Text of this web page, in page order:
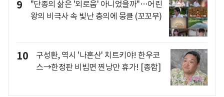
9
"단종의 삶은 '외로움' 아니었을까"…어린
왕의 비극사 속 빛난 충의에 뭉클 (꼬꼬무)
10
구성환, 역시 '나혼산' 치트키야! 한우코
스→한정판 비빔면 찐낭만 휴가! [종합]